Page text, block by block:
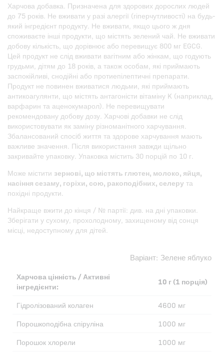
Харчова добавка. Призначена для здорових дорослих людей
до 75 років. Не вживати у разі алергії (гіперчутливості) на будь-
який інгредієнт продукту. Не вживати, якщо цього ж дня
споживаєте інші продукти, що містять зелений чай. Не вживати
добову кількість, що дорівнює або перевищує 800 мг EGCG.
Цей продукт не слід вживати вагітним або жінкам, що годують
грудьми, дітям до 18 років, а також особам, які приймають
заспокійливі, снодійні або протиепілептичні препарати.
Продукт не повинен вживатися людьми, які приймають
антикоагулянти, що містять антагоністи вітаміну K (наприклад,
варфарин та аценокумарол). Не перевищувати
рекомендовану добову дозу. Харчові добавки не слід
використовувати як заміну різноманітного харчування.
Збалансований спосіб життя та здорове харчування мають
важливе значення. Після використання завжди щільно
закривайте упаковку. Упаковка містить 30 порцій по 10 г.
Може містити зернові, що містять глютен, молоко, яйця,
насіння сезаму, горіхи, сою, ракоподібних, селеру та
похідні продукти.
Найкраще вжити до кінця / № партії: див. на дні упаковки.
Зберігати у сухому, прохолодному, захищеному від сонця
місці, недоступному для дітей.
Варіант: Зелене яблуко
Харчова цінність / Активні
інгредієнти:
10 г (1 порція)
Гідролізований колаген
4600 мг
Порошкоподібна спіруліна
1000 мг
Порошок хлорели
1000 мг